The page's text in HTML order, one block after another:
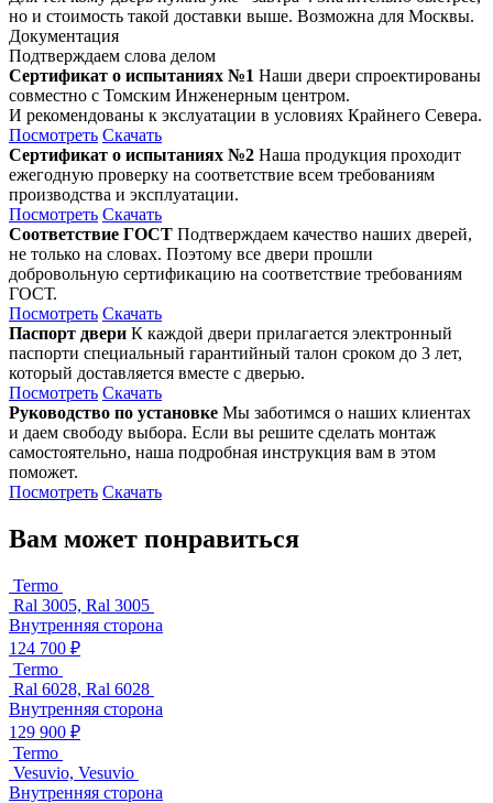
но и стоимость такой доставки выше. Возможна для Москвы.
Документация
Подтверждаем слова делом
Сертификат о испытаниях №1 Наши двери спроектированы
совместно с Томским Инженерным центром.
И рекомендованы к экслуатации в условиях Крайнего Севера.
Посмотреть Скачать
Сертификат о испытаниях №2 Наша продукция проходит
ежегодную проверку на соответствие всем требованиям
производства и эксплуатации.
Посмотреть Скачать
Соответствие ГОСТ Подтверждаем качество наших дверей,
не только на словах. Поэтому все двери прошли
добровольную сертификацию на соответствие требованиям
ГОСТ.
Посмотреть Скачать
Паспорт двери К каждой двери прилагается электронный
паспорти специальный гарантийный талон сроком до 3 лет,
который доставляется вместе с дверью.
Посмотреть Скачать
Руководство по установке Мы заботимся о наших клиентах
и даем свободу выбора. Если вы решите сделать монтаж
самостоятельно, наша подробная инструкция вам в этом
поможет.
Посмотреть Скачать
Вам может понравиться
Termo
Ral 3005, Ral 3005
Внутренняя сторона
124 700 ₽
Termo
Ral 6028, Ral 6028
Внутренняя сторона
129 900 ₽
Termo
Vesuvio, Vesuvio
Внутренняя сторона